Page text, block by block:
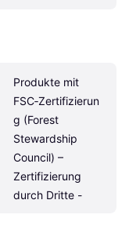
Produkte mit
FSC‑Zertifizierun
g (Forest
Stewardship
Council) –
Zertifizierung
durch Dritte -